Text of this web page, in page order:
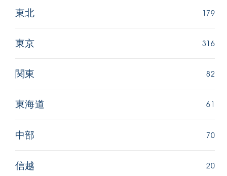
東北 179
東京 316
関東 82
東海道 61
中部 70
信越 20